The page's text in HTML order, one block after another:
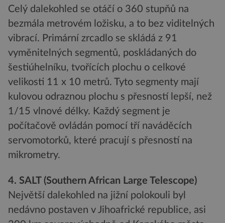
Celý dalekohled se otáčí o 360 stupňů na
bezmála metrovém ložisku, a to bez viditelných
vibrací. Primární zrcadlo se skládá z 91
vyměnitelných segmentů, poskládaných do
šestiúhelníku, tvořících plochu o celkové
velikosti 11 x 10 metrů. Tyto segmenty mají
kulovou odraznou plochu s přesností lepší, než
1/15 vlnové délky. Každý segment je
počítačově ovládán pomocí tří naváděcích
servomotorků, které pracují s přesností na
mikrometry.
4. SALT (Southern African Large Telescope)
Největší dalekohled na jižní polokouli byl
nedávno postaven v Jihoafrické republice, asi